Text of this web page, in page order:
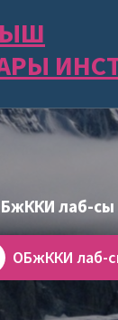
лаб-сы
ОБжККИ лаб-